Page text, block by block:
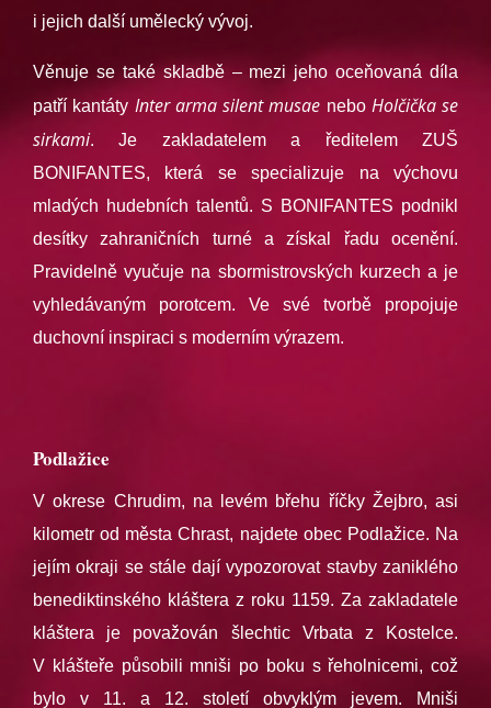
i jejich další umělecký vývoj.
Věnuje se také skladbě – mezi jeho oceňovaná díla
patří kantáty Inter arma silent musae nebo Holčička se
sirkami. Je zakladatelem a ředitelem ZUŠ
BONIFANTES, která se specializuje na výchovu
mladých hudebních talentů. S BONIFANTES podnikl
desítky zahraničních turné a získal řadu ocenění.
Pravidelně vyučuje na sbormistrovských kurzech a je
vyhledávaným porotcem. Ve své tvorbě propojuje
duchovní inspiraci s moderním výrazem.
Podlažice
V okrese Chrudim, na levém břehu říčky Žejbro, asi
kilometr od města Chrast, najdete obec Podlažice. Na
jejím okraji se stále dají vypozorovat stavby zaniklého
benediktinského kláštera z roku 1159. Za zakladatele
kláštera je považován šlechtic Vrbata z Kostelce.
V klášteře působili mniši po boku s řeholnicemi, což
bylo v 11. a 12. století obvyklým jevem. Mniši